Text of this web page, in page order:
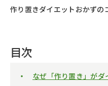
作り置きダイエットおかずの
目次
なぜ「作り置き」がダ